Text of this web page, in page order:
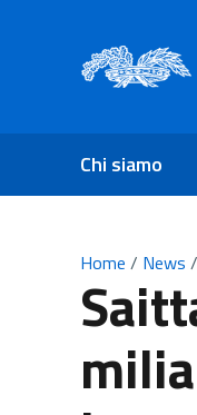
Chi siamo
Home / News /